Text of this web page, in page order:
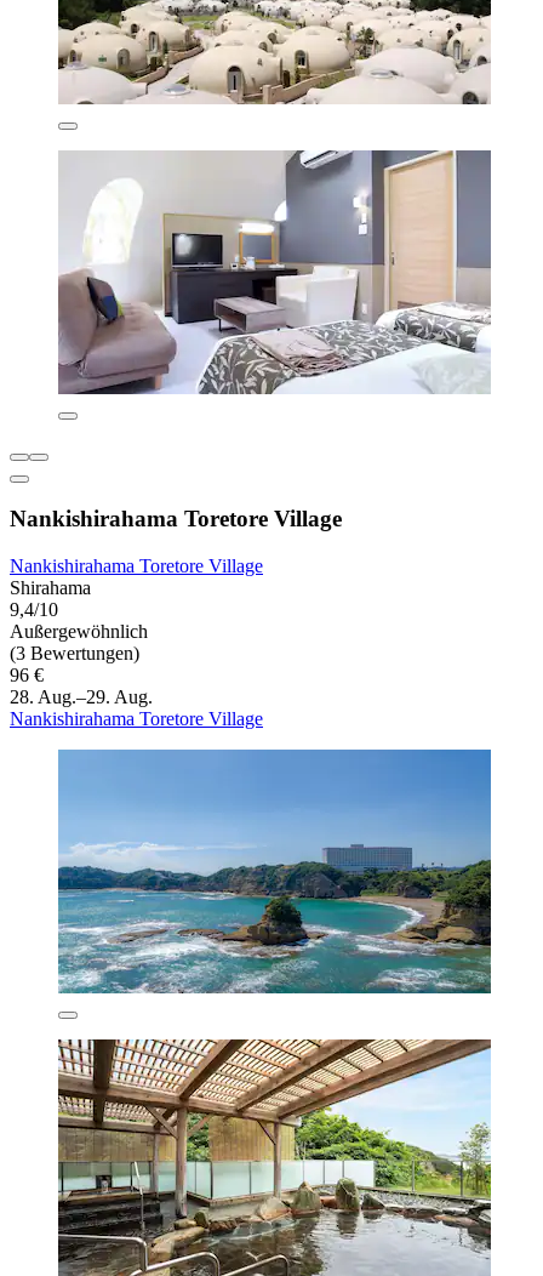
Nankishirahama Toretore Village
Nankishirahama Toretore Village
Shirahama
9,4/10
Außergewöhnlich
(3 Bewertungen)
96 €
28. Aug.–29. Aug.
Nankishirahama Toretore Village